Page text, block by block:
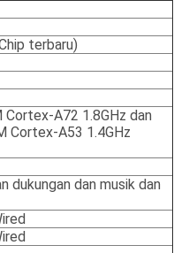
terbaru)
Cortex-A72 1.8GHz dan
Cortex-A53 1.4GHz
dukungan dan musik dan